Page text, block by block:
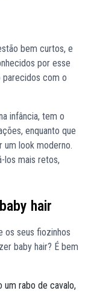
bem curtos, e
por esse
parecidos com o
infância, tem o
enquanto que
um look moderno.
los mais retos,
hair
os seus fiozinhos
baby hair? É bem
um rabo de cavalo,